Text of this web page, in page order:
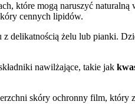
które mogą naruszyć
cennych lipidów.
z delikatnością żelu lub pianki.
nawilżające, takie jak
skóry ochronny film, który